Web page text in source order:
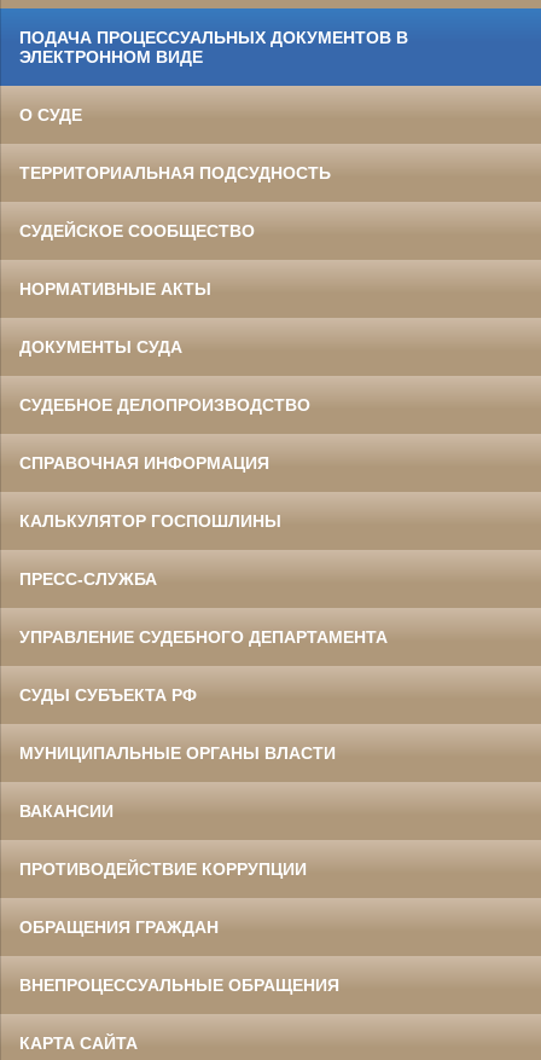
ПОДАЧА ПРОЦЕССУАЛЬНЫХ ДОКУМЕНТОВ В
ЭЛЕКТРОННОМ ВИДЕ
О СУДЕ
ТЕРРИТОРИАЛЬНАЯ ПОДСУДНОСТЬ
СУДЕЙСКОЕ СООБЩЕСТВО
НОРМАТИВНЫЕ АКТЫ
ДОКУМЕНТЫ СУДА
СУДЕБНОЕ ДЕЛОПРОИЗВОДСТВО
СПРАВОЧНАЯ ИНФОРМАЦИЯ
КАЛЬКУЛЯТОР ГОСПОШЛИНЫ
ПРЕСС-СЛУЖБА
УПРАВЛЕНИЕ СУДЕБНОГО ДЕПАРТАМЕНТА
СУДЫ СУБЪЕКТА РФ
МУНИЦИПАЛЬНЫЕ ОРГАНЫ ВЛАСТИ
ВАКАНСИИ
ПРОТИВОДЕЙСТВИЕ КОРРУПЦИИ
ОБРАЩЕНИЯ ГРАЖДАН
ВНЕПРОЦЕССУАЛЬНЫЕ ОБРАЩЕНИЯ
КАРТА САЙТА